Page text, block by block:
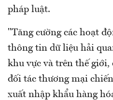
pháp luật.
"Tăng cường các hoạt
thông tin dữ liệu hải
khu vực và trên thế giới,
đối tác thương mại
xuất nhập khẩu hàng